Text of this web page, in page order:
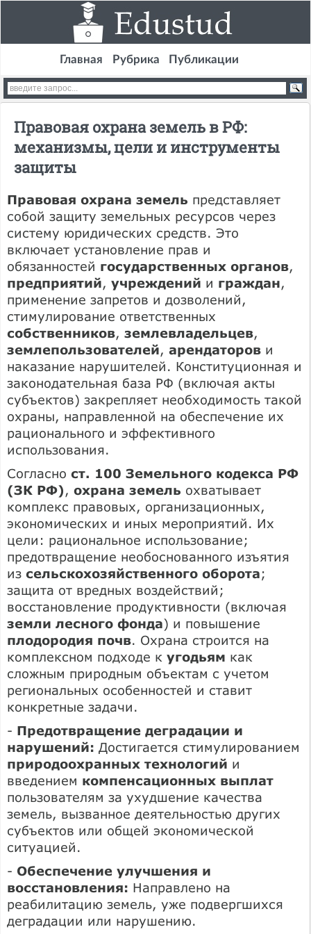
Главная Рубрика Публикации
Правовая охрана земель в РФ:
механизмы, цели и инструменты
защиты
Правовая охрана земель представляет
собой защиту земельных ресурсов через
систему юридических средств. Это
включает установление прав и
обязанностей государственных органов,
предприятий, учреждений и граждан,
применение запретов и дозволений,
стимулирование ответственных
собственников, землевладельцев,
землепользователей, арендаторов и
наказание нарушителей. Конституционная и
законодательная база РФ (включая акты
субъектов) закрепляет необходимость такой
охраны, направленной на обеспечение их
рационального и эффективного
использования.
Согласно ст. 100 Земельного кодекса РФ
(ЗК РФ), охрана земель охватывает
комплекс правовых, организационных,
экономических и иных мероприятий. Их
цели: рациональное использование;
предотвращение необоснованного изъятия
из сельскохозяйственного оборота;
защита от вредных воздействий;
восстановление продуктивности (включая
земли лесного фонда) и повышение
плодородия почв. Охрана строится на
комплексном подходе к угодьям как
сложным природным объектам с учетом
региональных особенностей и ставит
конкретные задачи.
- Предотвращение деградации и
нарушений: Достигается стимулированием
природоохранных технологий и
введением компенсационных выплат
пользователям за ухудшение качества
земель, вызванное деятельностью других
субъектов или общей экономической
ситуацией.
- Обеспечение улучшения и
восстановления: Направлено на
реабилитацию земель, уже подвергшихся
деградации или нарушению.